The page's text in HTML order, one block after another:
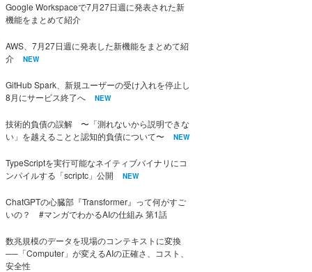
Google Workspaceで7月27日週に発表された新
機能をまとめて紹介
AWS、7月27日週に発表した新機能をまとめて紹
介
NEW
GitHub Spark、新規ユーザーの受け入れを停止し
8月にサービス終了へ
NEW
技術的負債の誤解 〜「測れないから説明できな
い」を越えることと認知的負債について〜
NEW
TypeScriptを実行可能なネイティブバイナリにコ
ンパイルする「scriptc」公開
NEW
ChatGPTの心臓部『Transformer』って何がすご
いの？ #マンガでわかるAIの仕組み 第1話
数兆規模のデータを現場のコンテキストに変換
──「Computer」が変えるAIの正確さ、コスト、
安全性